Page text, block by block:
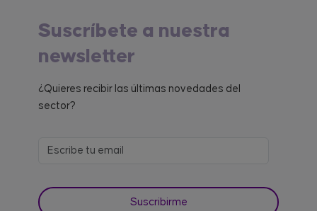
Suscríbete a nuestra
newsletter
¿Quieres recibir las últimas novedades del
sector?